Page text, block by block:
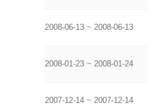
2008-06-13 ~ 2008-06-13
2008-01-23 ~ 2008-01-24
2007-12-14 ~ 2007-12-14